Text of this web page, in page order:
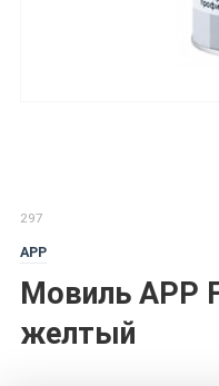
297
APP
Мовиль APP
желтый